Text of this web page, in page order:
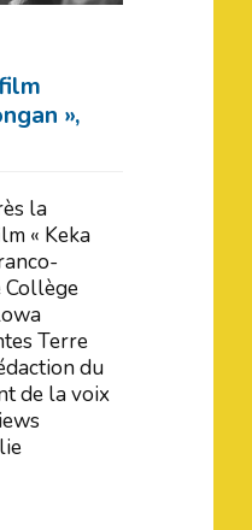
»,
la
« Keka
Collège
Terre
du
de la voix